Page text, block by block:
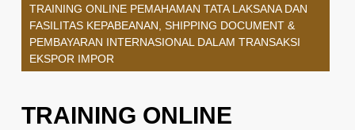
TRAINING ONLINE PEMAHAMAN TATA LAKSANA DAN
FASILITAS KEPABEANAN, SHIPPING DOCUMENT &
PEMBAYARAN INTERNASIONAL DALAM TRANSAKSI
EKSPOR IMPOR
TRAINING ONLINE